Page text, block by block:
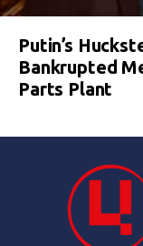
Putin’s
Bankrupted
Parts Plant